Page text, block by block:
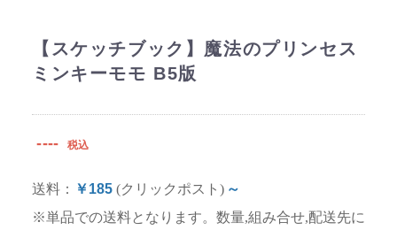
【スケッチブック】魔法のプリンセス
ミンキーモモ B5版
---- 税込
送料： ￥185 (クリックポスト) ～
※単品での送料となります。数量,組み合せ,配送先に